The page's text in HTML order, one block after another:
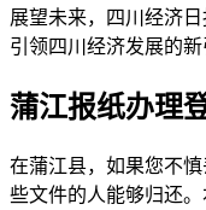
展望未来，四川经济
引领四川经济发展的新
蒲江报纸办理
在蒲江县，如果您不
些文件的人能够归还